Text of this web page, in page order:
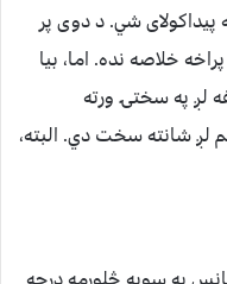
شي. د دوی پر
خلاصه نده. اما، بیا
لږ په سختۍ ورته
لږ شانته سخت دي. البته،